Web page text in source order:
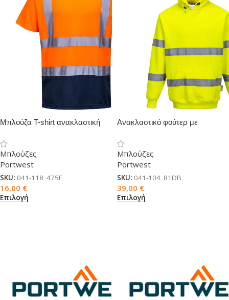
Μπλούζα T-shirt ανακλαστική
Μπλούζες
Portwest
SKU: 041-118_475F
16,00 €
Επιλογή
Ανακλαστικό φούτερ με
Μπλούζες
Portwest
SKU: 041-104_81DB
39,00 €
Επιλογή